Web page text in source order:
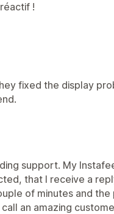
!
fixed the display
support. My
that I receive a
of minutes and
an amazing